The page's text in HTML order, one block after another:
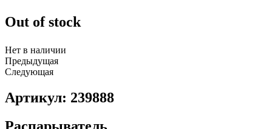
Out of stock
Нет в наличии
Предыдущая
Следующая
Артикул: 239888